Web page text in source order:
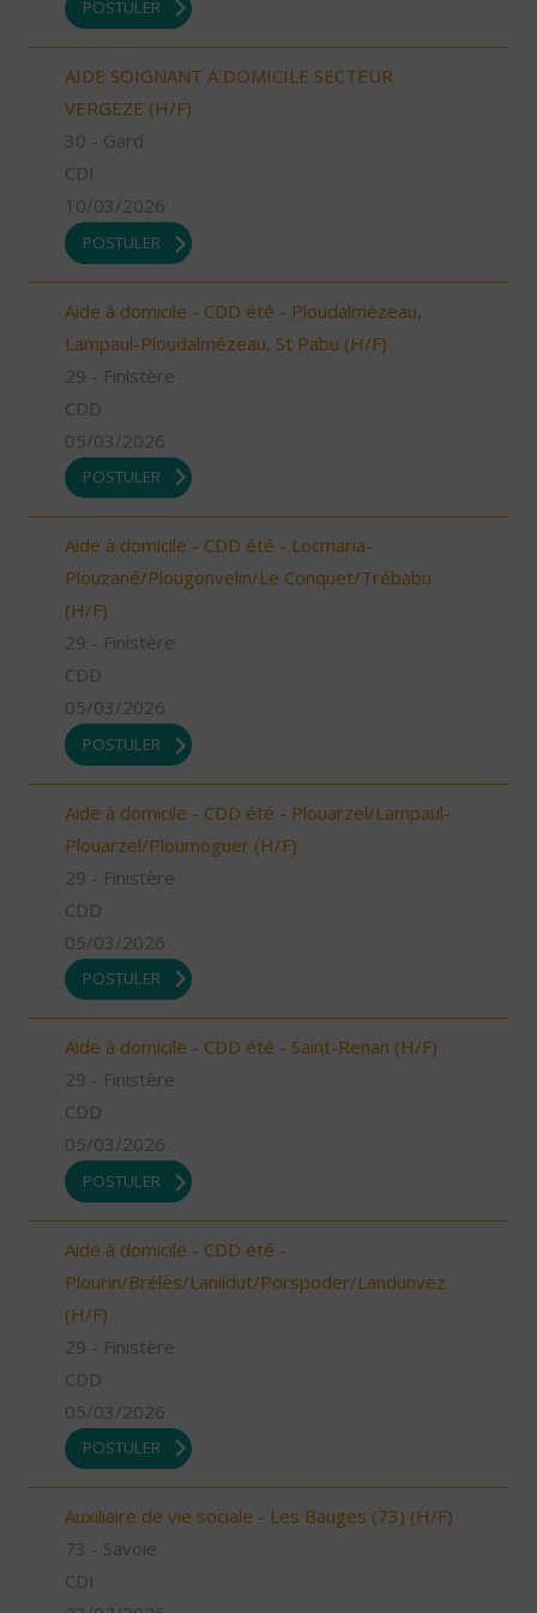
POSTULER
AIDE SOIGNANT A DOMICILE SECTEUR
VERGEZE (H/F)
30 - Gard
CDI
10/03/2026
POSTULER
Aide à domicile - CDD été - Ploudalmézeau,
Lampaul-Ploudalmézeau, St Pabu (H/F)
29 - Finistère
CDD
05/03/2026
POSTULER
Aide à domicile - CDD été - Locmaria-
Plouzané/Plougonvelin/Le Conquet/Trébabu
(H/F)
29 - Finistère
CDD
05/03/2026
POSTULER
Aide à domicile - CDD été - Plouarzel/Lampaul-
Plouarzel/Ploumoguer (H/F)
29 - Finistère
CDD
05/03/2026
POSTULER
Aide à domicile - CDD été - Saint-Renan (H/F)
29 - Finistère
CDD
05/03/2026
POSTULER
Aide à domicile - CDD été -
Plourin/Brélès/Lanildut/Porspoder/Landunvez
(H/F)
29 - Finistère
CDD
05/03/2026
POSTULER
Auxiliaire de vie sociale - Les Bauges (73) (H/F)
73 - Savoie
CDI